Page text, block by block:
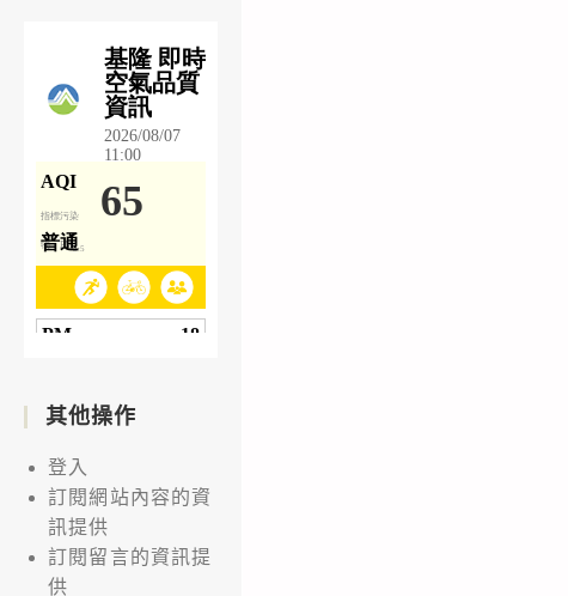
其他操作
登入
訂閱網站內容的資
訊提供
訂閱留言的資訊提
供